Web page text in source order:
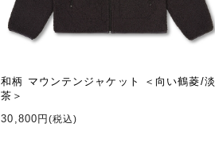
和柄 マウンテンジャケット ＜向い鶴菱/淡
茶＞
30,800円(税込)